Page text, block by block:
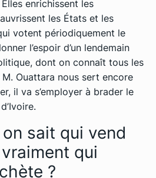
enrichissent les
les États et les
votent périodiquement le
l’espoir d’un lendemain
dont on connaît tous les
Ouattara nous sert encore
il va s’employer à brader le
sait qui vend
qui
?